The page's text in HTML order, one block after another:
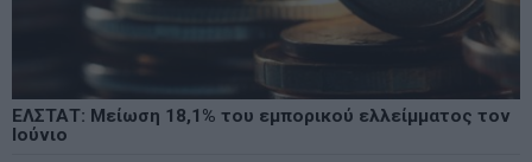
ΕΛΣΤΑΤ: Μείωση 18,1% του εμπορικού ελλείμματος τον
Ιούνιο